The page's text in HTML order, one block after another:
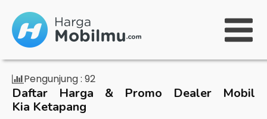
Pengunjung : 92
Daftar Harga & Promo Dealer Mobil
Kia Ketapang